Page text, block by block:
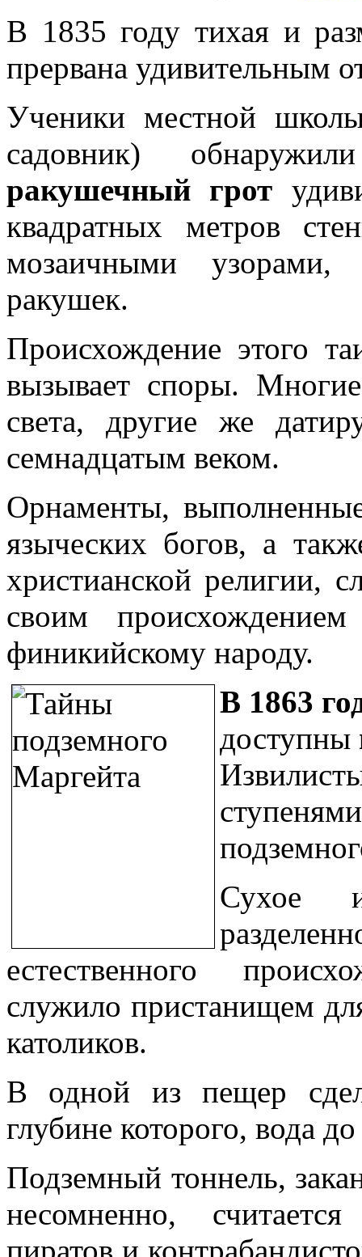
В 1835 году тихая и
прервана удивительным
Ученики местной
садовник)
ракушечный грот
квадратных метров
мозаичными
ракушек.
Происхождение этого
вызывает споры.
света, другие же
семнадцатым веком.
Орнаменты,
языческих богов, а
христианской религии,
своим
финикийскому народу.
В 1863
доступны
Сухое
естественного
служило пристанищем
католиков.
В одной из пещер
глубине которого, вода
Подземный тоннель,
несомненно,
пиратов и